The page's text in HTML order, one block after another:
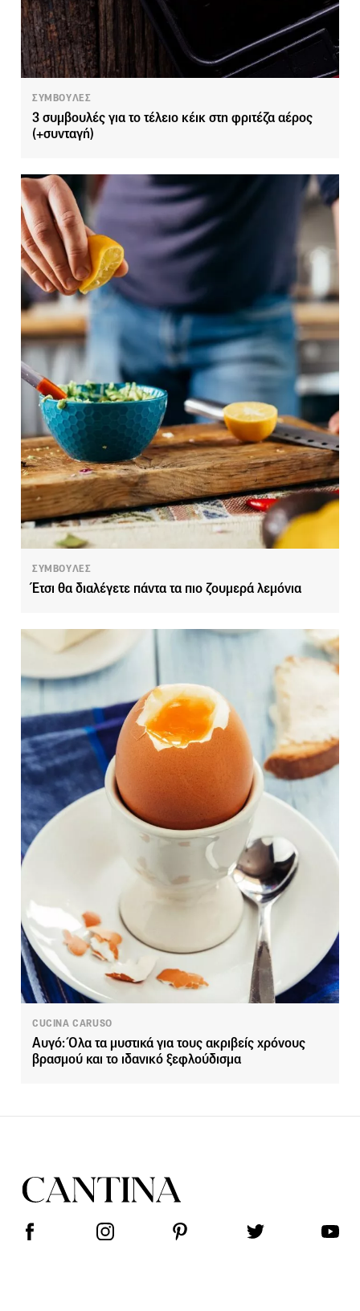
ΣΥΜΒΟΥΛΕΣ
3 συμβουλές για το τέλειο κέικ στη φριτέζα αέρος
(+συνταγή)
ΣΥΜΒΟΥΛΕΣ
Έτσι θα διαλέγετε πάντα τα πιο ζουμερά λεμόνια
CUCINA CARUSO
Αυγό: Όλα τα μυστικά για τους ακριβείς χρόνους
βρασμού και το ιδανικό ξεφλούδισμα